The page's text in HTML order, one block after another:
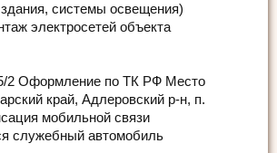
системы освещения)
электросетей объекта
2 Оформление по ТК РФ Место
край, Адлеровский р-н, п.
мобильной связи
служебный автомобиль